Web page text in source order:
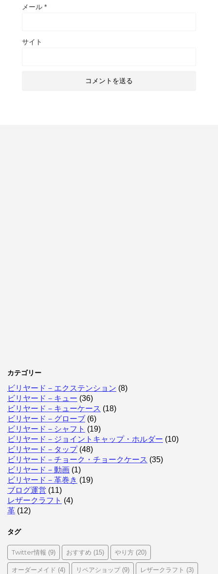
メール *
サイト
カテゴリー
ビリヤード－エクステンション (8)
ビリヤード－キュー (36)
ビリヤード－キューケース (18)
ビリヤード－グローブ (6)
ビリヤード－シャフト (19)
ビリヤード－ジョイントキャップ・ホルダー (10)
ビリヤード－タップ(48)
ビリヤード－チョーク・チョークケース (35)
ビリヤード－動画 (1)
ビリヤード－革巻き (19)
ブログ運営 (11)
レザークラフト (4)
革 (12)
タグ
Twitter情報 (9) おすすめ (15) やり方 (20)
オーダーメイド (4) リペアショップ(9) レザークラフト (3)